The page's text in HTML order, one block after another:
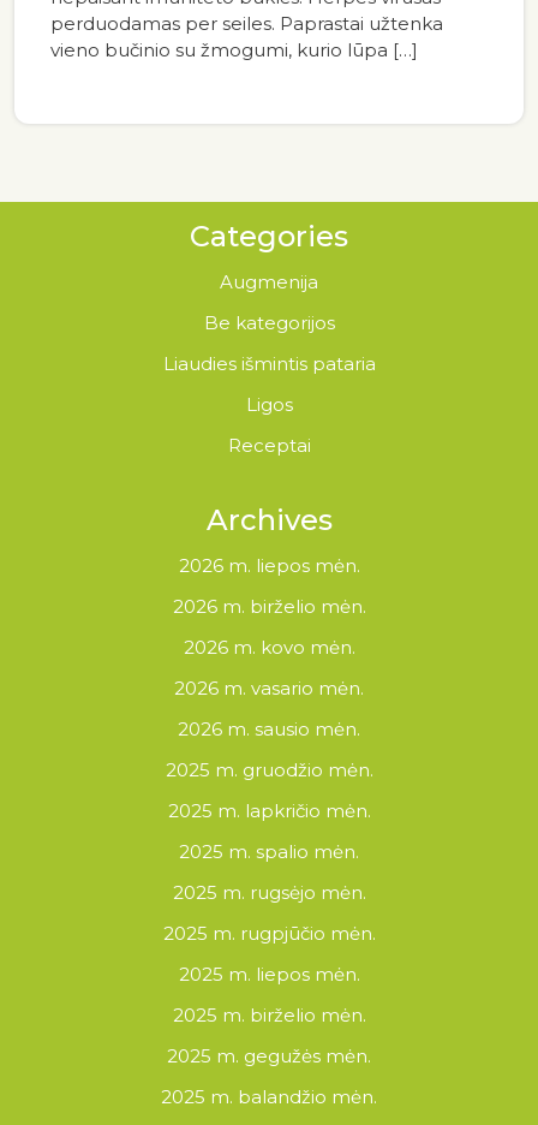
perduodamas per seiles. Paprastai užtenka
vieno bučinio su žmogumi, kurio lūpa […]
Categories
Augmenija
Be kategorijos
Liaudies išmintis pataria
Ligos
Receptai
Archives
2026 m. liepos mėn.
2026 m. birželio mėn.
2026 m. kovo mėn.
2026 m. vasario mėn.
2026 m. sausio mėn.
2025 m. gruodžio mėn.
2025 m. lapkričio mėn.
2025 m. spalio mėn.
2025 m. rugsėjo mėn.
2025 m. rugpjūčio mėn.
2025 m. liepos mėn.
2025 m. birželio mėn.
2025 m. gegužės mėn.
2025 m. balandžio mėn.